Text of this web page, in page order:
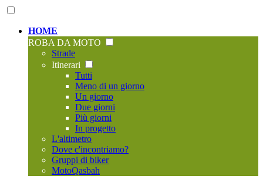
HOME
ROBA DA MOTO
Strade
Itinerari
Tutti
Meno di un giorno
Un giorno
Due giorni
Più giorni
In progetto
L'altimetro
Dove c'incontriamo?
Gruppi di biker
MotoQasbah